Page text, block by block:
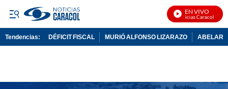
EN VIVO
Noticias Caracol En
Tendencias: DÉFICIT FISCAL MURIÓ ALFONSO LIZARAZO